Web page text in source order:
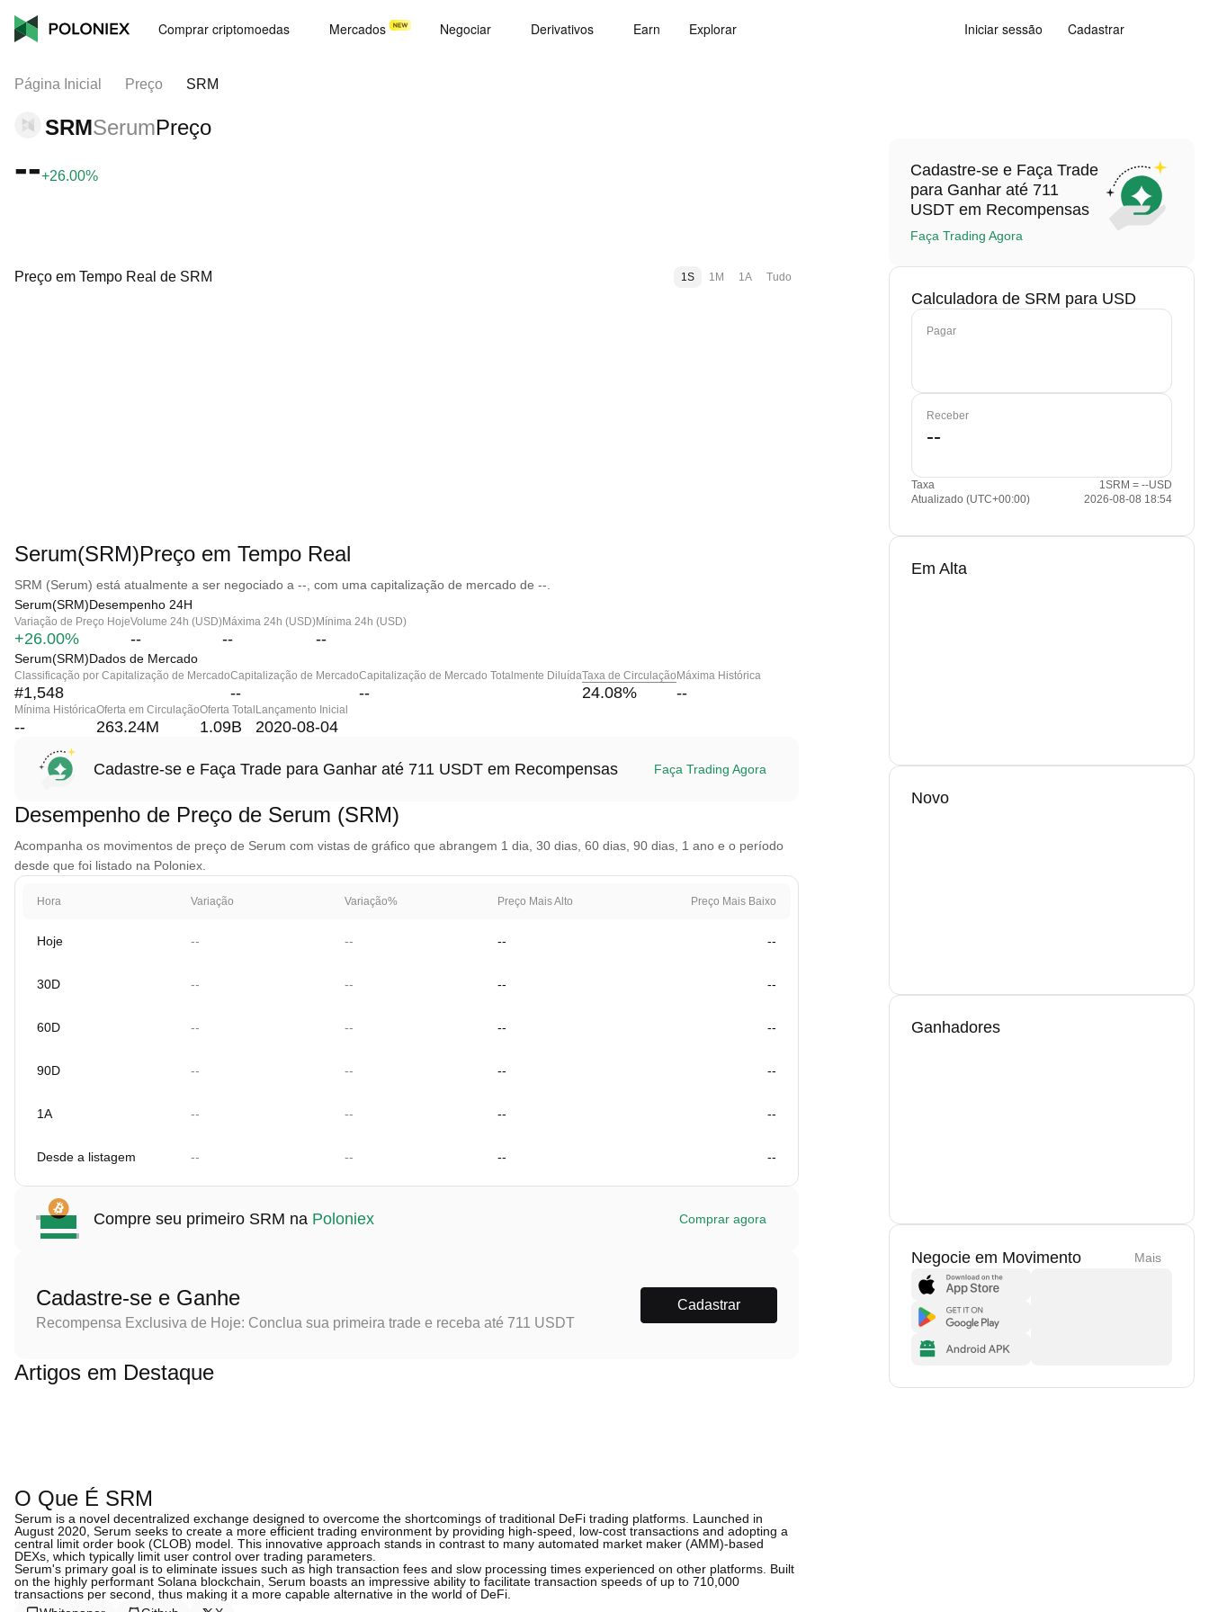
Comprar criptomoedas Mercados Negociar Derivativos Earn Explorar Iniciar sessão Cadastrar
Página Inicial Preço SRM
SRMSerumPreço
--+26.00%
Preço em Tempo Real de SRM 1S 1M 1A Tudo
Serum(SRM)Preço em Tempo Real
SRM (Serum) está atualmente a ser negociado a --, com uma capitalização de mercado de --.
Serum(SRM)Desempenho 24H
Variação de Preço Hoje
+26.00%
Volume 24h (USD)
--
Máxima 24h (USD)
--
Mínima 24h (USD)
--
Serum(SRM)Dados de Mercado
Classificação por Capitalização de Mercado
#1,548
Capitalização de Mercado
--
Capitalização de Mercado Totalmente Diluída
--
Taxa de Circulação
24.08%
Máxima Histórica
--
Mínima Histórica
--
Oferta em Circulação
263.24M
Oferta Total
1.09B
Lançamento Inicial
2020-08-04
Cadastre-se e Faça Trade para Ganhar até 711 USDT em Recompensas Faça Trading Agora
Desempenho de Preço de Serum (SRM)
Acompanha os movimentos de preço de Serum com vistas de gráfico que abrangem 1 dia, 30 dias, 60 dias, 90 dias, 1 ano e o período
desde que foi listado na Poloniex.
Hora Variação Variação% Preço Mais Alto Preço Mais Baixo
Hoje -- -- -- --
30D -- -- -- --
60D -- -- -- --
90D -- -- -- --
1A -- -- -- --
Desde a listagem -- -- -- --
Compre seu primeiro SRM na Poloniex Comprar agora
Cadastre-se e Ganhe
Recompensa Exclusiva de Hoje: Conclua sua primeira trade e receba até 711 USDT
Cadastrar
Artigos em Destaque
O Que É SRM
Serum is a novel decentralized exchange designed to overcome the shortcomings of traditional DeFi trading platforms. Launched in
August 2020, Serum seeks to create a more efficient trading environment by providing high-speed, low-cost transactions and adopting a
central limit order book (CLOB) model. This innovative approach stands in contrast to many automated market maker (AMM)-based
DEXs, which typically limit user control over trading parameters.
Serum's primary goal is to eliminate issues such as high transaction fees and slow processing times experienced on other platforms. Built
on the highly performant Solana blockchain, Serum boasts an impressive ability to facilitate transaction speeds of up to 710,000
transactions per second, thus making it a more capable alternative in the world of DeFi.
Cadastre-se e Faça Trade
para Ganhar até 711
USDT em Recompensas
Faça Trading Agora
Calculadora de SRM para USD
Pagar
Receber
Taxa
1SRM = --USD
Atualizado (UTC+00:00)
2026-08-08 18:54
Em Alta
Novo
Ganhadores
Negocie em Movimento Mais